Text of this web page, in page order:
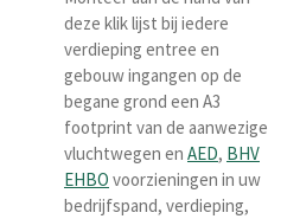
deze klik lijst bij iedere
verdieping entree en
gebouw ingangen op de
begane grond een A3
footprint van de aanwezige
vluchtwegen en AED, BHV
EHBO voorzieningen in uw
bedrijfspand, verdieping,